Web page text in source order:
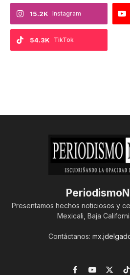
Instagram
15.2K
TikTok
54.3K
Presentamos hechos noticiosos y
Mexicali, Baja
Contáctanos: